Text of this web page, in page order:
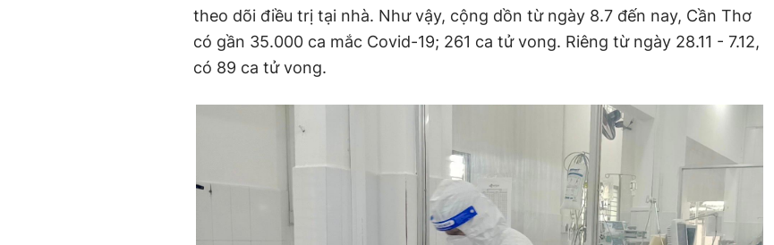
theo dõi điều trị tại nhà. Như vậy, cộng dồn từ ngày 8.7 đến nay, Cần Thơ
có gần 35.000 ca mắc Covid-19; 261 ca tử vong. Riêng từ ngày 28.11 - 7.12,
có 89 ca tử vong.